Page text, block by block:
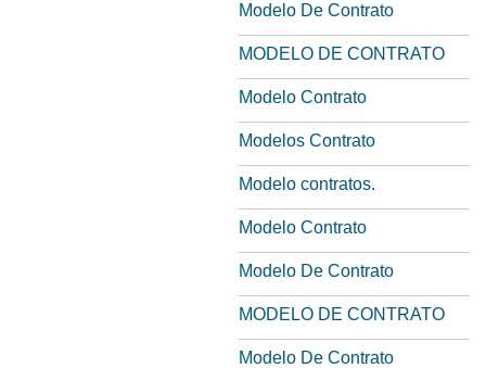
Modelo De Contrato
MODELO DE CONTRATO
Modelo Contrato
Modelos Contrato
Modelo contratos.
Modelo Contrato
Modelo De Contrato
MODELO DE CONTRATO
Modelo De Contrato